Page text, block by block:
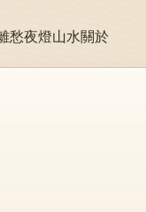
愁夜燈山水關於